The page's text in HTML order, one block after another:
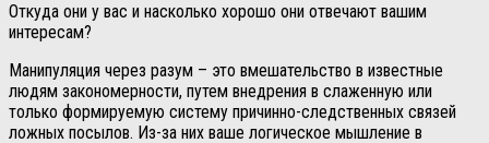
Откуда они у вас и насколько хорошо они отвечают вашим
интересам?
Манипуляция через разум – это вмешательство в известные
людям закономерности, путем внедрения в слаженную или
только формируемую систему причинно-следственных связей
ложных посылов. Из-за них ваше логическое мышление в